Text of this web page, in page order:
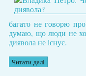
багато не говорю
думаю, що люди не
диявола не існує.
Читати далі